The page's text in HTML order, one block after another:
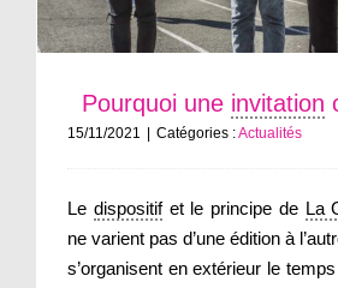
Pourquoi une invitation
15/11/2021 Catégories :Actualités
Le dispositifet le principe de La
ne varient pas d’une édition à
s’organisent en extérieur le